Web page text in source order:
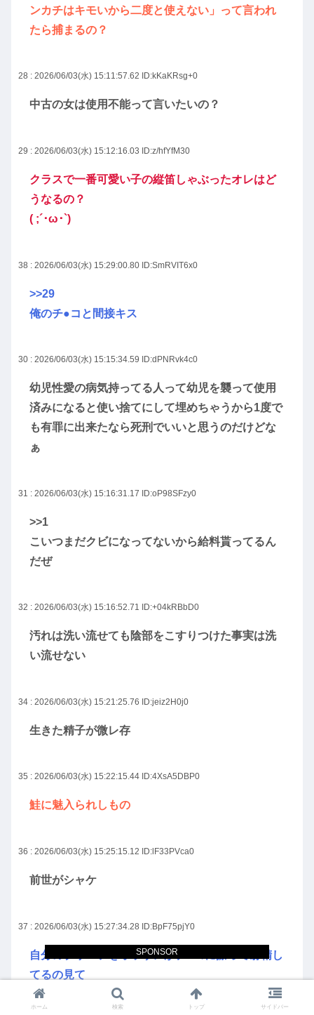
SPONSOR
ンカチはキモいから二度と使えない」って言われ
たら捕まるの？
28 : 2026/06/03(水) 15:11:57.62 ID:kKaKRsg+0
中古の女は使用不能って言いたいの？
29 : 2026/06/03(水) 15:12:16.03 ID:z/hfYfM30
クラスで一番可愛い子の縦笛しゃぶったオレはど
うなるの？
( ;´･ω･`)
38 : 2026/06/03(水) 15:29:00.80 ID:SmRVIT6x0
>>29
俺のチ●コと間接キス
30 : 2026/06/03(水) 15:15:34.59 ID:dPNRvk4c0
幼児性愛の病気持ってる人って幼児を襲って使用
済みになると使い捨てにして埋めちゃうから1度で
も有罪に出来たなら死刑でいいと思うのだけどな
ぁ
31 : 2026/06/03(水) 15:16:31.17 ID:oP98SFzy0
>>1
こいつまだクビになってないから給料貰ってるん
だぜ
32 : 2026/06/03(水) 15:16:52.71 ID:+04kRBbD0
汚れは洗い流せても陰部をこすりつけた事実は洗
い流せない
34 : 2026/06/03(水) 15:21:25.76 ID:jeiz2H0j0
生きた精子が微レ存
35 : 2026/06/03(水) 15:22:15.44 ID:4XsA5DBP0
鮭に魅入られしもの
36 : 2026/06/03(水) 15:25:15.12 ID:lF33PVca0
前世がシャケ
37 : 2026/06/03(水) 15:27:34.28 ID:BpF75pjY0
自分のブリーフをオッサンがチ●コに擦って射精し
てるの見て
洗えば使えるかどうかやな
ホーム 検索 トップ サイドバー